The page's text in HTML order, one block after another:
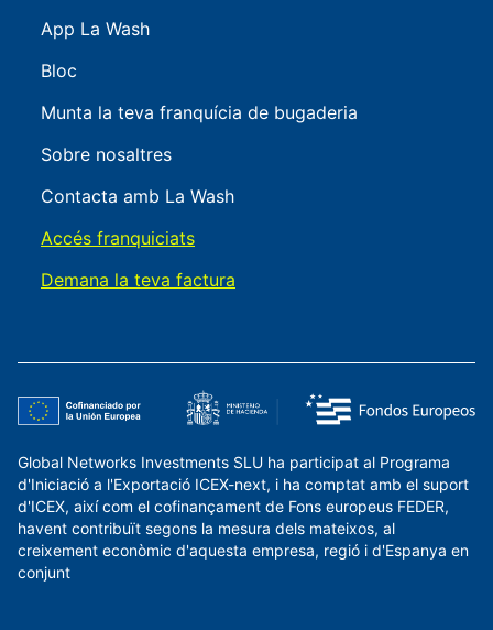
App La Wash
Bloc
Munta la teva franquícia de bugaderia
Sobre nosaltres
Contacta amb La Wash
Accés franquiciats
Demana la teva factura
Global Networks Investments SLU ha participat al Programa
d'Iniciació a l'Exportació ICEX-next, i ha comptat amb el suport
d'ICEX, així com el cofinançament de Fons europeus FEDER,
havent contribuït segons la mesura dels mateixos, al
creixement econòmic d'aquesta empresa, regió i d'Espanya en
conjunt